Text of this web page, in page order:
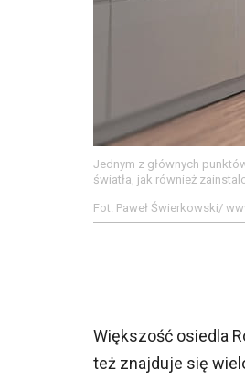
Jednym z głównych
światła, jak również
Fot. Paweł Świerkowski/
Większość osiedla
też znajduje się